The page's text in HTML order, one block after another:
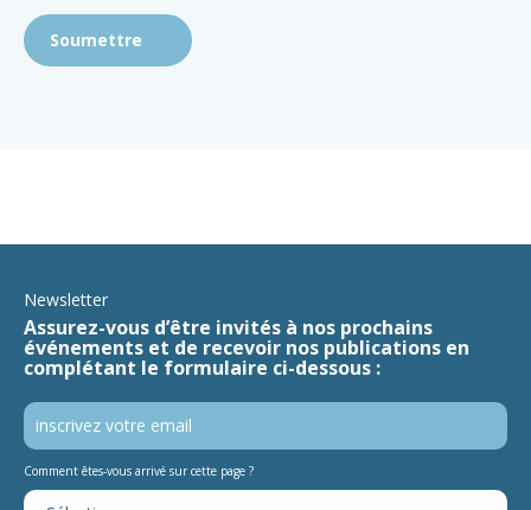
Newsletter
Assurez-vous d’être invités à nos prochains
événements et de recevoir nos publications en
complétant le formulaire ci-dessous :
Comment êtes-vous arrivé sur cette page ?